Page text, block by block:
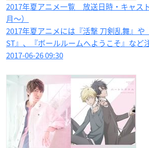
2017年夏アニメ一覧 放送日時・キャス
月〜）
2017年夏アニメには『活撃 刀剣乱舞』や
ST』、『ボールルームへようこそ』な
2017-06-26 09:30